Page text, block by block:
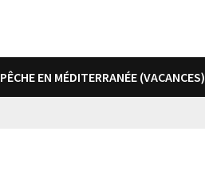
PÊCHE EN MÉDITERRANÉE (VACANCES)